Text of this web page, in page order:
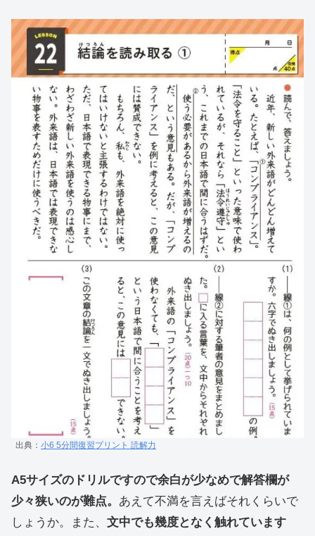
出典： 小6 5分間復習プリント 読解力
A5サイズのドリルですので余白が少なめで解答欄が
少々狭いのが難点。 あえて不満を言えばそれくらいで
しょうか。また、 文中でも幾度となく触れています